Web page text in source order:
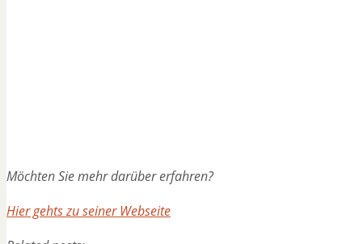
Möchten Sie mehr darüber erfahren?
Hier gehts zu seiner Webseite